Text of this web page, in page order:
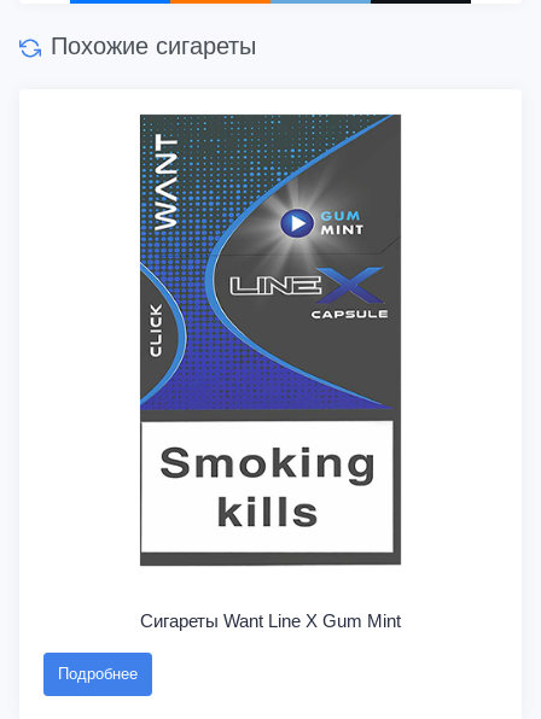
Похожие сигареты
Сигареты Want Line X Gum Mint
Подробнее